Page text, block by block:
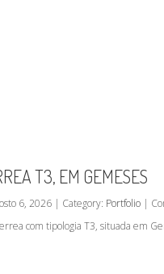
T3, EM GEMESES
6, 2026 | Category: Portfolio |
com tipologia T3, situada em